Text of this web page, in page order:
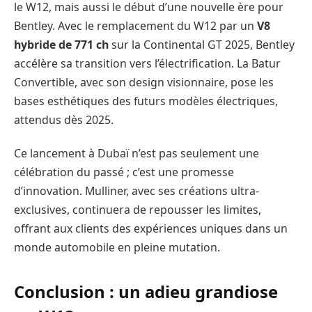
le W12, mais aussi le début d’une nouvelle ère pour
Bentley. Avec le remplacement du W12 par un V8
hybride de 771 chsur la Continental GT 2025, Bentley
accélère sa transition vers l’électrification. La Batur
Convertible, avec son design visionnaire, pose les
bases esthétiques des futurs modèles électriques,
attendus dès 2025.
Ce lancement à Dubaï n’est pas seulement une
célébration du passé ; c’est une promesse
d’innovation. Mulliner, avec ses créations ultra-
exclusives, continuera de repousser les limites,
offrant aux clients des expériences uniques dans un
monde automobile en pleine mutation.
Conclusion : un adieu grandiose